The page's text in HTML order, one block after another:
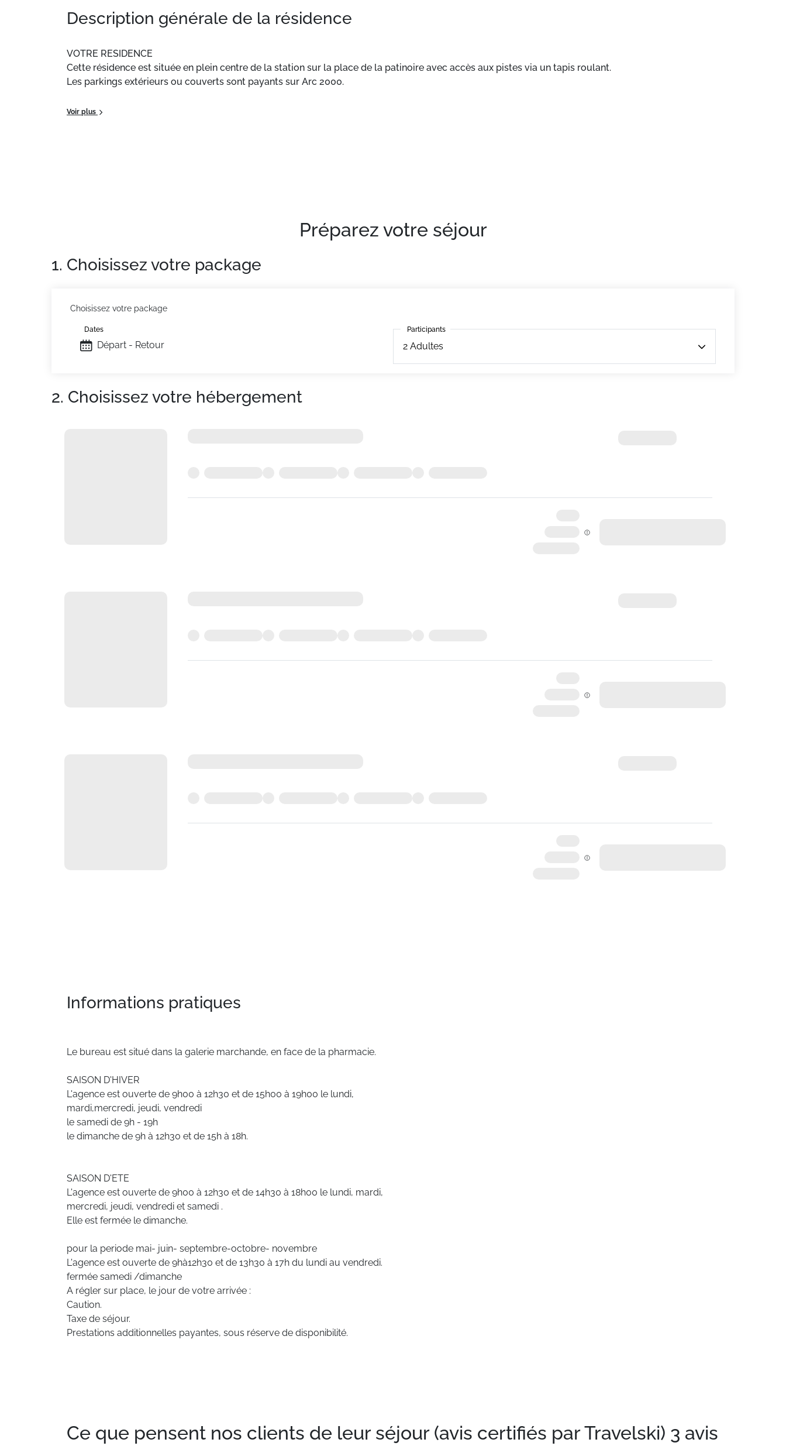
Description générale de la résidence
VOTRE RESIDENCE
Cette résidence est située en plein centre de la station sur la place de la patinoire avec accès aux pistes via un tapis roulant.
Les parkings extérieurs ou couverts sont payants sur Arc 2000.
Situation
Voir plus
Préparez votre séjour
1. Choisissez votre package
Choisissez votre package
Départ - Retour
Dates Participants
2 Adultes
Participants
2. Choisissez votre hébergement
Informations pratiques
Le bureau est situé dans la galerie marchande, en face de la pharmacie.
SAISON D'HIVER
L'agence est ouverte de 9h00 à 12h30 et de 15h00 à 19h00 le lundi,
mardi,mercredi, jeudi, vendredi
le samedi de 9h - 19h
le dimanche de 9h à 12h30 et de 15h à 18h.
SAISON D'ETE
L'agence est ouverte de 9h00 à 12h30 et de 14h30 à 18h00 le lundi, mardi,
mercredi, jeudi, vendredi et samedi .
Elle est fermée le dimanche.
pour la periode mai- juin- septembre-octobre- novembre
L'agence est ouverte de 9hà12h30 et de 13h30 à 17h du lundi au vendredi.
fermée samedi /dimanche
A régler sur place, le jour de votre arrivée :
Caution.
Taxe de séjour.
Prestations additionnelles payantes, sous réserve de disponibilité.
Ce que pensent nos clients de leur séjour (avis certifiés par Travelski) 3 avis